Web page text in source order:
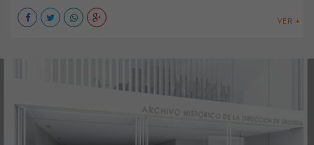
VER +